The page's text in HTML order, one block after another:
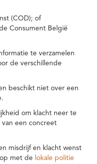
(COD); of
Consument België
te verzamelen
de verschillende
beschikt niet over een
om klacht neer te
een concreet
misdrijf en klacht wenst
met de lokale politie